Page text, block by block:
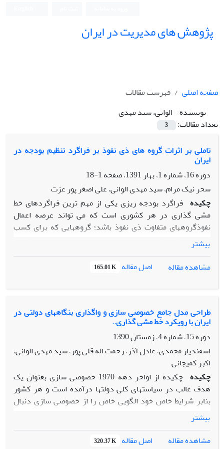
پژوهش های مدیریت در ایران
صفحه اصلی
فهرست مقالات
نویسنده =الوانی، سید مهدی
تعداد مقالات:
3
تاملی بر اثرات گروه های ذی نفوذ بر فراگرد تنظیم بودجه در
ایران
دوره 16، شماره 1، بهار 1391، صفحه
1-18
سحر نیک مرام، سید مهدی الوانی، علی اصغر پور عزت
چکیده فراگرد بودجه ریزی یکی از مهم ترین فراگردهای خط
مشی گذاری در هر کشوری است که می تواند عرصه اعمال
نفوذگروههای متفاوت ذی نفوذ باشد؛ گروههایی که برای کسب
منابع و منافع بیشتر به چانه زنی می پردازند. این اعمال نفوذ ها از
آن جهت حائز اهمیت است که روند رشد و توسعه را مختل می کند
و به فقر و نابرابری در عرصه های متفاوت اقتصادی و سیاسی منجر
می شود. در این پژوهش ملاحظه شد که اگر چه تقریباً همه مراحل
فراگرد تنطیم بودجه در ایران مجاری مناسبی برای اعمال نفوذ
تصویب بودجه، از قابلیت بیشتری برای این منظور برخوردارند.
بیشتر
مشاهده مقاله
اصل مقاله 165.01 K
طراحی مدل جامع خصوصی سازی و واگذاری بنگاههای دولتی در
ایران با رویکرد خط مشی گذاری..
دوره 15، شماره 4، زمستان 1390
اسفندیار محمدی، عادل آذر، رحمت اله قلی پور، سید مهدی الوانی،
اکبر کمیجانی
چکیده
چکیده از اواخر دهه 1970 خصوصی سازی بعنوان یک
هدف غالب در سیاستهای کلی دولتها درآمده است و هر کشور
بنابر شرایط خاص خود الگویی خاص را از خصوصی سازی دنبال
نموده است. هدف تحقیق حاضر طراحی مدلی جامع و مناسب جهت
خصوصی سازی و واگذاری بنگاههای دولتی در ایران با رویکرد خط
مشی گذاری است که ضمن توجه به قوانین و سلسله مراتب آنها
بیشتر
مشاهده مقاله
اصل مقاله 320.37 K